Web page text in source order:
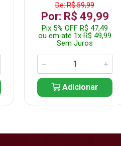
De: R$ 59,99
Por: R$ 49,99
Pix 5% OFF R$ 47,49
ou em até 1x R$ 49,99
Sem Juros
Adicionar